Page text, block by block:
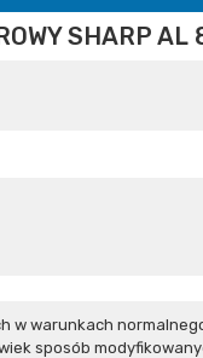
SHARP AL
w warunkach
sposób